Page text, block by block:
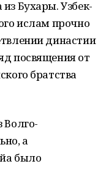
Бухары. Узбек-
ислам прочно
династии
посвящения от
братства
Волго-
а
было